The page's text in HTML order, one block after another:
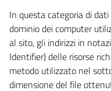
In questa categoria di
dominio dei computer
al sito, gli indirizzi in
Identifier) delle risorse
metodo utilizzato nel
dimensione del file